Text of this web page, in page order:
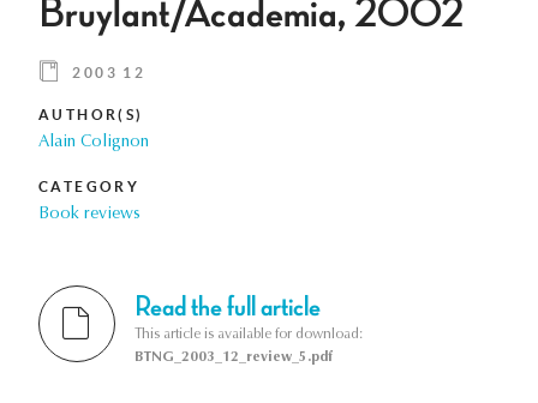
Bruylant/Academia, 2002
2003 12
AUTHOR(S)
Alain Colignon
CATEGORY
Book reviews
Read the full article
This article is available for download:
BTNG_2003_12_review_5.pdf